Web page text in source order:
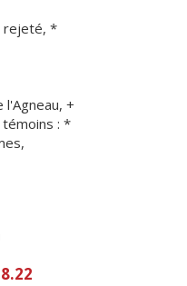
rejeté, *
l'Agneau, +
: *